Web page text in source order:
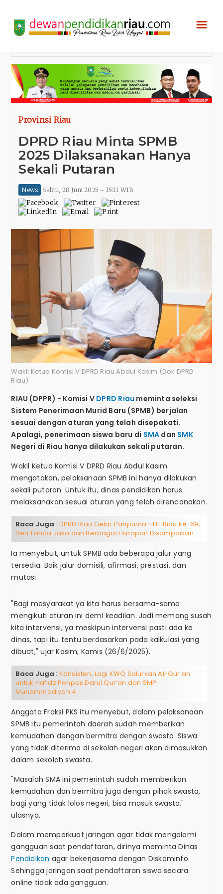
☰
Provinsi Riau
DPRD Riau Minta SPMB
2025 Dilaksanakan Hanya
Sekali Putaran
News Sabtu, 28 Juni 2025 - 15:11 WIB
Wakil Ketua Komisi V DPRD Riau Abdul Kasim (Dok DPRD
Riau)
RIAU (DPPR) - Komisi V DPRD Riau meminta seleksi
Sistem Penerimaan Murid Baru (SPMB) berjalan
sesuai dengan aturan yang telah disepakati.
Apalagi, penerimaan siswa baru di SMA dan SMK
Negeri di Riau hanya dilakukan sekali putaran.
Wakil Ketua Komisi V DPRD Riau Abdul Kasim
mengatakan, pelaksanaan SPMB ini hanya dilakukan
sekali putaran. Untuk itu, dinas pendidikan harus
melaksanakan sesuai aturan yang telah direncanakan.
Baca Juga : DPRD Riau Gelar Paripurna HUT Riau ke-69,
Beri Tanda Jasa dan Berbagai Harapan Disampaikan
Ia menyebut, untuk SPMB ada beberapa jalur yang
tersedia. Baik jalur domisili, afirmasi, prestasi, dan
mutasi.
"Bagi masyarakat ya kita harus bersama-sama
mengikuti aturan ini demi keadilan. Jadi memang susah
kita intervensi, ya meskipun intervensi pasti ada ke
dinas, tapi itu tentu berdasarkan pada kalkulasi yang
dibuat," ujar Kasim, Kamis (26/6/2025).
Baca Juga : Konsisten, Lagi KWQ Salurkan Al-Qur’an
untuk Hafidz Ponpes Darul Qur’an dan SMP
Muhammadiyah 4
Anggota Fraksi PKS itu menyebut, dalam pelaksanaan
SPMB itu pemerintah daerah sudah memberikan
kemudahan dengan bermitra dengan swasta. Siswa
yang tidak diterima di sekolah negeri akan dimasukkan
dalam sekolah swasta.
"Masalah SMA ini pemerintah sudah memberikan
kemudahan dan bermitra juga dengan pihak swasta,
bagi yang tidak lolos negeri, bisa masuk swasta,"
ulasnya.
Dalam memperkuat jaringan agar tidak mengalami
gangguan saat pendaftaran, dirinya meminta Dinas
Pendidikan agar bekerjasama dengan Diskominfo.
Sehingga jaringan saat pendaftaran siswa secara
online tidak ada gangguan.